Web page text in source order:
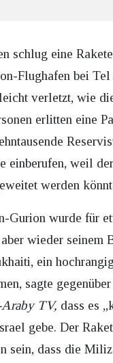
schlug eine
Flughafen bei
verletzt, wie
erlitten eine
einberufen, weil
werden
Gurion wurde für
wieder seinem
ein
sagte
TV, dass es
gebe. Der
sein, dass die